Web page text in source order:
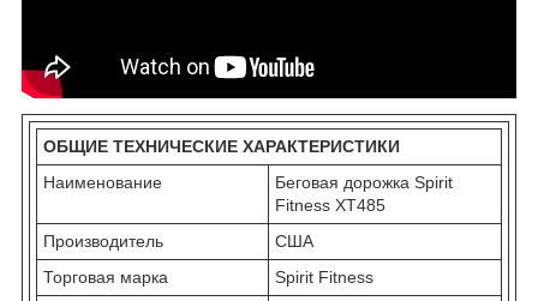
ОБЩИЕ ТЕХНИЧЕСКИЕ ХАРАКТЕРИСТИКИ
Наименование
Беговая дорожка Spirit
Fitness XT485
Производитель
США
Торговая марка
Spirit Fitness